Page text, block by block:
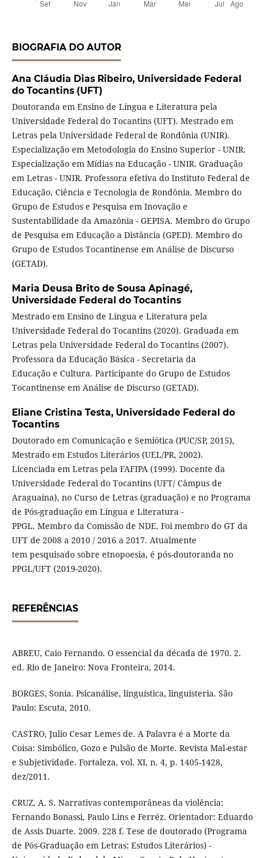
BIOGRAFIA DO AUTOR
Ana Cláudia Dias Ribeiro, Universidade Federal
do Tocantins (UFT)
Doutoranda em Ensino de Língua e Literatura pela
Universidade Federal do Tocantins (UFT). Mestrado em
Letras pela Universidade Federal de Rondônia (UNIR).
Especialização em Metodologia do Ensino Superior - UNIR.
Especialização em Mídias na Educação - UNIR. Graduação
em Letras - UNIR. Professora efetiva do Instituto Federal de
Educação, Ciência e Tecnologia de Rondônia. Membro do
Grupo de Estudos e Pesquisa em Inovação e
Sustentabilidade da Amazônia - GEPISA. Membro do Grupo
de Pesquisa em Educação a Distância (GPED). Membro do
Grupo de Estudos Tocantinense em Análise de Discurso
(GETAD).
Maria Deusa Brito de Sousa Apinagé,
Universidade Federal do Tocantins
Mestrado em Ensino de Língua e Literatura pela
Universidade Federal do Tocantins (2020). Graduada em
Letras pela Universidade Federal do Tocantins (2007).
Professora da Educação Básica - Secretaria da
Educação e Cultura. Participante do Grupo de Estudos
Tocantinense em Análise de Discurso (GETAD).
Eliane Cristina Testa, Universidade Federal do
Tocantins
Doutorado em Comunicação e Semiótica (PUC/SP, 2015),
Mestrado em Estudos Literários (UEL/PR, 2002).
Licenciada em Letras pela FAFIPA (1999). Docente da
Universidade Federal do Tocantins (UFT/ Câmpus de
Araguaína), no Curso de Letras (graduação) e no Programa
de Pós-graduação em Língua e Literatura -
PPGL. Membro da Comissão de NDE. Foi membro do GT da
UFT de 2008 a 2010 / 2016 a 2017. Atualmente
tem pesquisado sobre etnopoesia, é pós-doutoranda no
PPGL/UFT (2019-2020).
REFERÊNCIAS
ABREU, Caio Fernando. O essencial da década de 1970. 2.
ed. Rio de Janeiro: Nova Fronteira, 2014.
BORGES, Sonia. Psicanálise, linguística, linguisteria. São
Paulo: Escuta, 2010.
CASTRO, Julio Cesar Lemes de. A Palavra é a Morte da
Coisa: Simbólico, Gozo e Pulsão de Morte. Revista Mal-estar
e Subjetividade. Fortaleza, vol. XI, n. 4, p. 1405-1428,
dez/2011.
CRUZ, A. S. Narrativas contemporâneas da violência:
Fernando Bonassi, Paulo Lins e Ferréz. Orientador: Eduardo
de Assis Duarte. 2009. 228 f. Tese de doutorado (Programa
de Pós-Graduação em Letras: Estudos Literários) -